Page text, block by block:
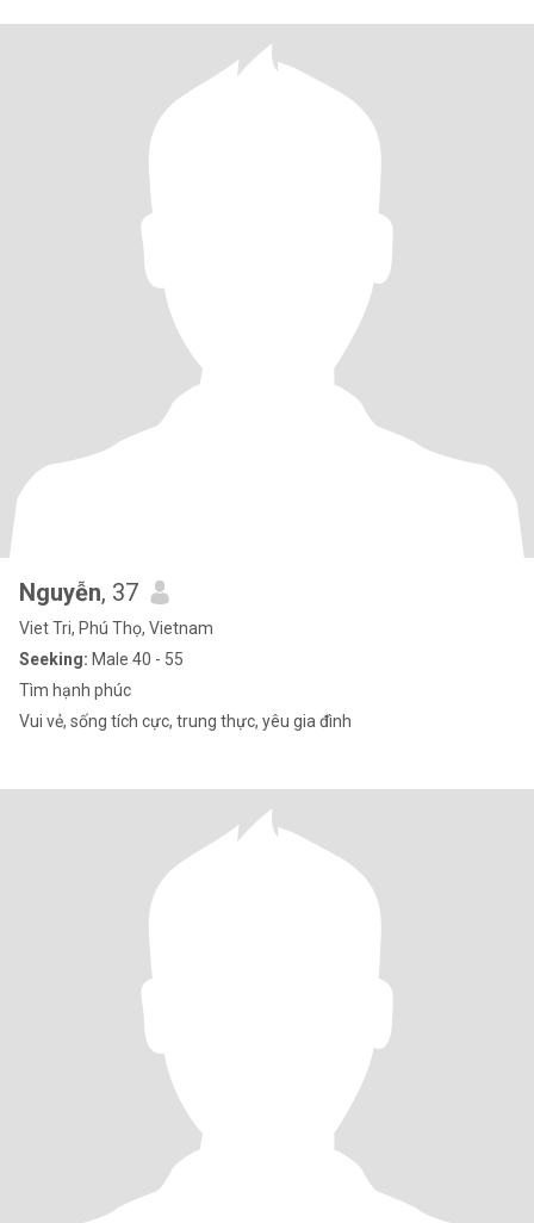
Nguyễn, 37
Viet Tri, Phú Thọ, Vietnam
Seeking: Male 40 - 55
Tìm hạnh phúc
Vui vẻ, sống tích cực, trung thực, yêu gia đình